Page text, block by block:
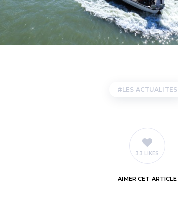
LES ACTUALITES
33 LIKES
AIMER CET ARTICLE